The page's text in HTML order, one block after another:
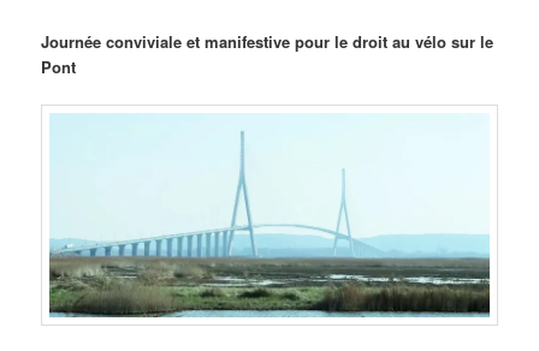
Journée conviviale et manifestive pour le droit au vélo sur le
Pont